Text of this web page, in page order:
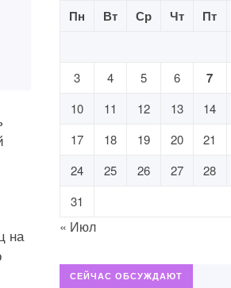
на
Пн Вт Ср Чт Пт
3
4 5 6 7
10
11 12 13 14
17
18 19 20 21
24
25 26 27 28
31
« Июл
СЕЙЧАС ОБСУЖДАЮТ